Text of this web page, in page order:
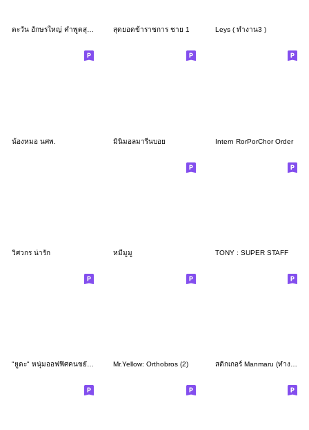
ตะวัน อักษรใหญ่ คำพูดสุภาพสำหรับการทำงาน สุดยอดข้าราชการ ชาย 1 Leys ( ทำงาน3 )
น้องหมอ นศพ. มินิมอลมารีนบอย Intern RorPorChor Order
วิศวกร น่ารัก หมีมูมู TONY : SUPER STAFF
"ยูตะ" หนุ่มออฟฟิศคนขยัน - คำทำงานสุภาพ Mr.Yellow: Orthobros (2) สติกเกอร์ Manmaru (ทำงาน)